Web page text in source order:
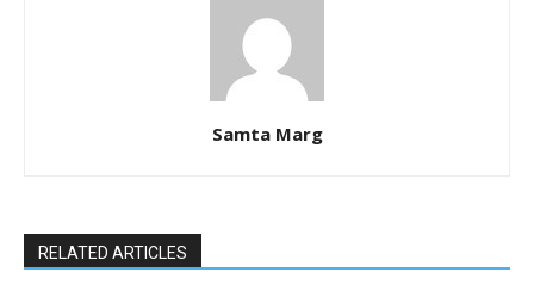
Samta Marg
RELATED ARTICLES